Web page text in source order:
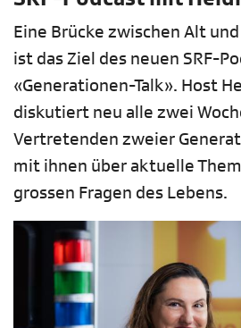
Eine Brücke zwischen Alt
ist das Ziel des neuen SRF-
«Generationen-Talk». Host
diskutiert neu alle zwei
Vertretenden zweier
mit ihnen über aktuelle
grossen Fragen des Lebens.